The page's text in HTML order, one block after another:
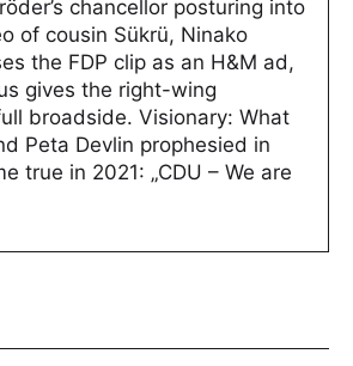
chancellor posturing into
of cousin Sükrü, Ninako
the FDP clip as an H&M ad,
gives the right-wing
broadside. Visionary: What
Peta Devlin prophesied in
true in 2021: „CDU – We are